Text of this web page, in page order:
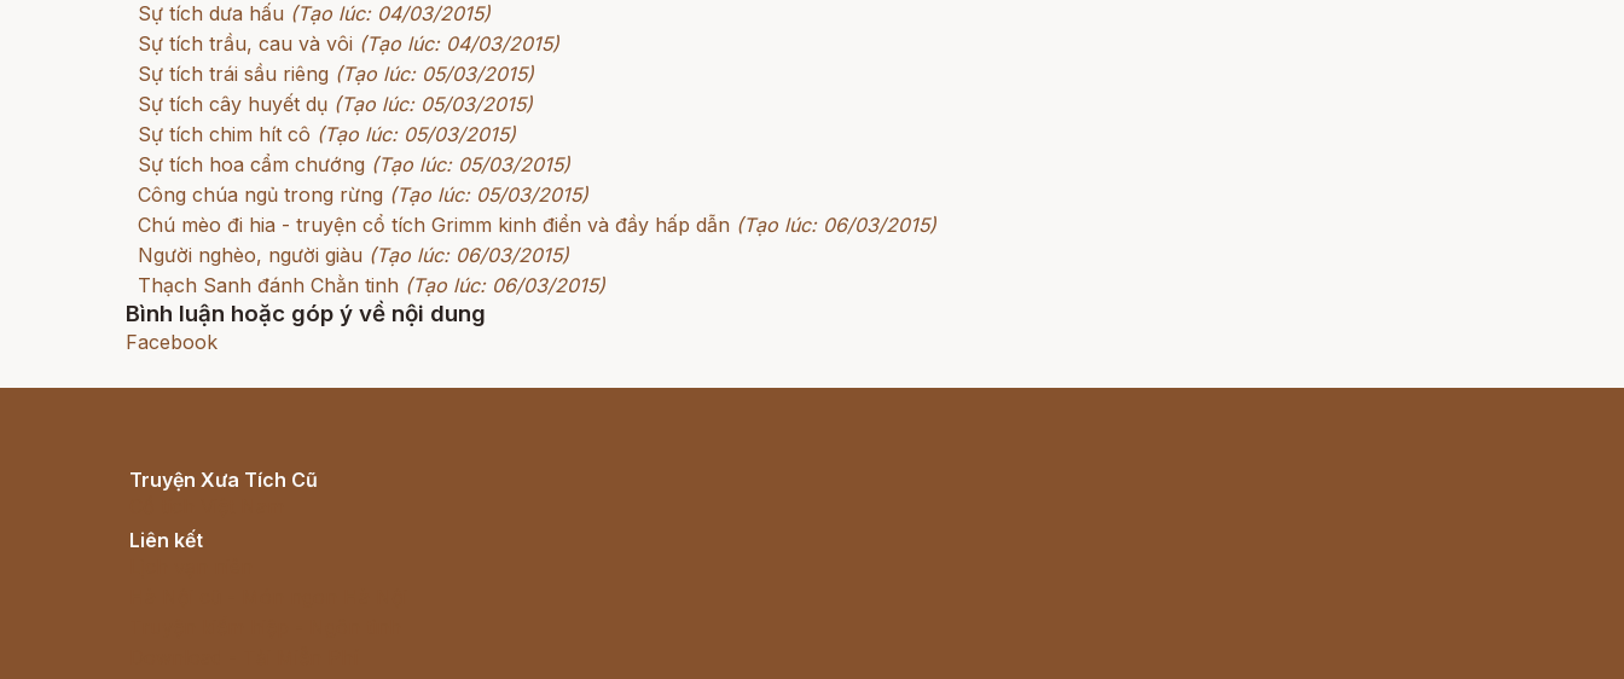
Sự tích dưa hấu (Tạo lúc: 04/03/2015)
Sự tích trầu, cau và vôi (Tạo lúc: 04/03/2015)
Sự tích trái sầu riêng (Tạo lúc: 05/03/2015)
Sự tích cây huyết dụ (Tạo lúc: 05/03/2015)
Sự tích chim hít cô (Tạo lúc: 05/03/2015)
Sự tích hoa cẩm chướng (Tạo lúc: 05/03/2015)
Công chúa ngủ trong rừng (Tạo lúc: 05/03/2015)
Chú mèo đi hia - truyện cổ tích Grimm kinh điển và đầy hấp dẫn (Tạo lúc: 06/03/2015)
Người nghèo, người giàu (Tạo lúc: 06/03/2015)
Thạch Sanh đánh Chằn tinh (Tạo lúc: 06/03/2015)
Bình luận hoặc góp ý về nội dung
Facebook
Truyện Xưa Tích Cũ
Liên kết